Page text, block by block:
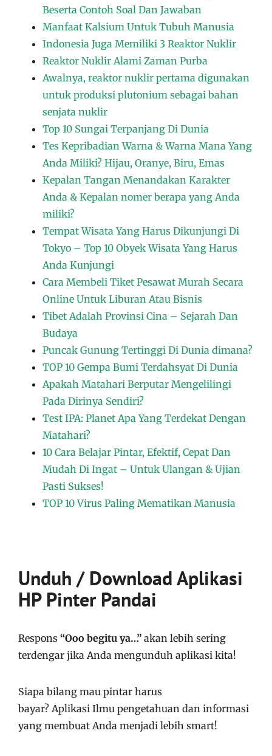
Beserta Contoh Soal Dan Jawaban
Manfaat Kalsium Untuk Tubuh Manusia
Indonesia Juga Memiliki 3 Reaktor Nuklir
Reaktor Nuklir Alami Zaman Purba
Awalnya, reaktor nuklir pertama digunakan
untuk produksi plutonium sebagai bahan
senjata nuklir
Top 10 Sungai Terpanjang Di Dunia
Tes Kepribadian Warna & Warna Mana Yang
Anda Miliki? Hijau, Oranye, Biru, Emas
Kepalan Tangan Menandakan Karakter
Anda & Kepalan nomer berapa yang Anda
miliki?
Tempat Wisata Yang Harus Dikunjungi Di
Tokyo – Top 10 Obyek Wisata Yang Harus
Anda Kunjungi
Cara Membeli Tiket Pesawat Murah Secara
Online Untuk Liburan Atau Bisnis
Tibet Adalah Provinsi Cina – Sejarah Dan
Budaya
Puncak Gunung Tertinggi Di Dunia dimana?
TOP 10 Gempa Bumi Terdahsyat Di Dunia
Apakah Matahari Berputar Mengelilingi
Pada Dirinya Sendiri?
Test IPA: Planet Apa Yang Terdekat Dengan
Matahari?
10 Cara Belajar Pintar, Efektif, Cepat Dan
Mudah Di Ingat – Untuk Ulangan & Ujian
Pasti Sukses!
TOP 10 Virus Paling Mematikan Manusia
Unduh / Download Aplikasi
HP Pinter Pandai
Respons “Ooo begitu ya…” akan lebih sering
terdengar jika Anda mengunduh aplikasi kita!
Siapa bilang mau pintar harus
bayar? Aplikasi Ilmu pengetahuan dan informasi
yang membuat Anda menjadi lebih smart!